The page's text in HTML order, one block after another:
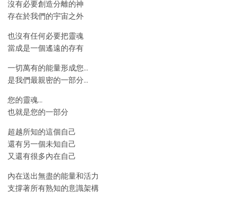
沒有必要創造分離的神
存在於我們的宇宙之外
也沒有任何必要把靈魂
當成是一個遙遠的存有
一切萬有的能量形成您…
是我們最親密的一部分…
您的靈魂…
也就是您的一部分
超越所知的這個自己
還有另一個未知自己
又還有很多內在自己
內在送出無盡的能量和活力
支撐著所有熟知的意識架構